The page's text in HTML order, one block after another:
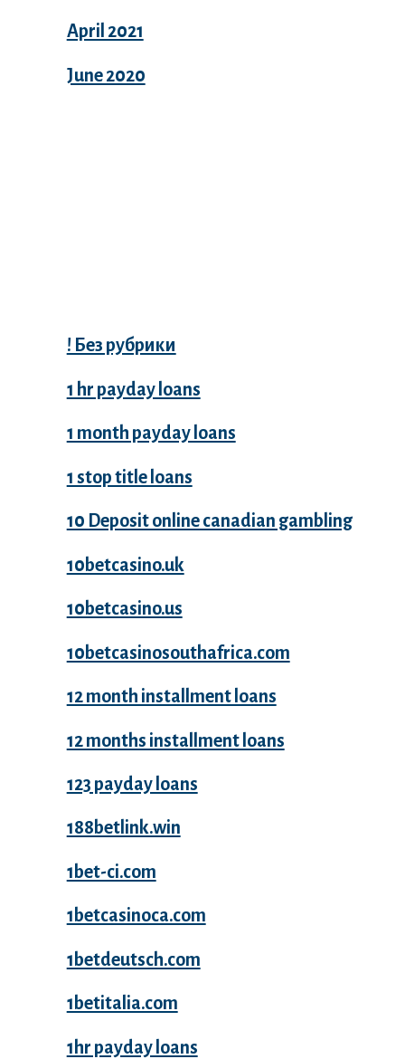
April 2021
June 2020
! Без рубрики
1 hr payday loans
1 month payday loans
1 stop title loans
10 Deposit online canadian gambling
10betcasino.uk
10betcasino.us
10betcasinosouthafrica.com
12 month installment loans
12 months installment loans
123 payday loans
188betlink.win
1bet-ci.com
1betcasinoca.com
1betdeutsch.com
1betitalia.com
1hr payday loans